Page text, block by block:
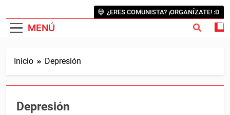
MENÚ
¿ERES COMUNISTA? ¡ORGANÍZATE! :D
Inicio Depresión
Depresión